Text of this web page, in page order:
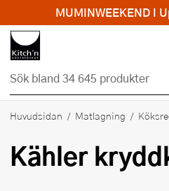
Hopp till huvudinnehållet
Huvudsidan Matlagning
Kähler
MUMINWEEKEND I